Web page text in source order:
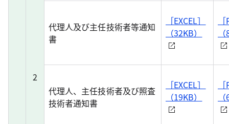
2
代理人及び主任技術者等通知
書
［EXCEL］
（32KB）
代理人、主任技術者及び照査
技術者通知書
［EXCEL］
（19KB）